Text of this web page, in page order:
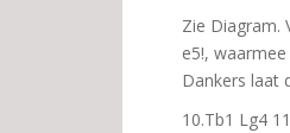
Zie Diagram.
e5!,
Dankers laat
10.Tb1 Lg4